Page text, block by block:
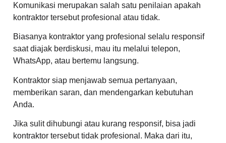
Komunikasi merupakan salah satu penilaian apakah
kontraktor tersebut profesional atau tidak.
Biasanya kontraktor yang profesional selalu responsif
saat diajak berdiskusi, mau itu melalui telepon,
WhatsApp, atau bertemu langsung.
Kontraktor siap menjawab semua pertanyaan,
memberikan saran, dan mendengarkan kebutuhan
Anda.
Jika sulit dihubungi atau kurang responsif, bisa jadi
kontraktor tersebut tidak profesional. Maka dari itu,